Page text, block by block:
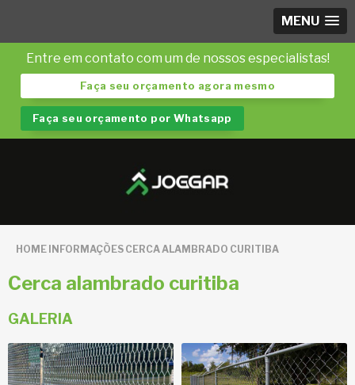
MENU
Entre em contato com um de nossos especialistas!
Faça seu orçamento agora mesmo
Faça seu orçamento por Whatsapp
HOME INFORMAÇÕES CERCA ALAMBRADO CURITIBA
Cerca alambrado curitiba
GALERIA